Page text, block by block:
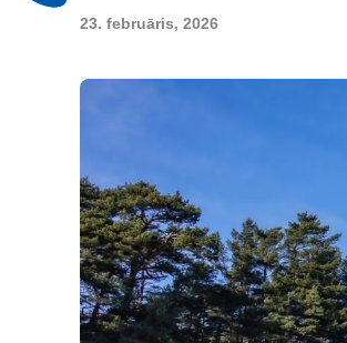
23. februāris, 2026